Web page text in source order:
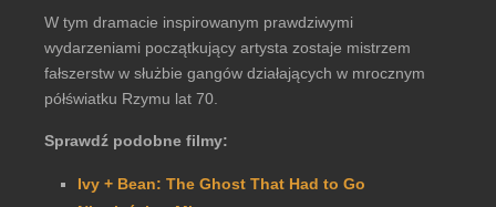
W tym dramacie inspirowanym prawdziwymi
wydarzeniami początkujący artysta zostaje mistrzem
fałszerstw w służbie gangów działających w mrocznym
półświatku Rzymu lat 70.
Sprawdź podobne filmy:
Ivy + Bean: The Ghost That Had to Go